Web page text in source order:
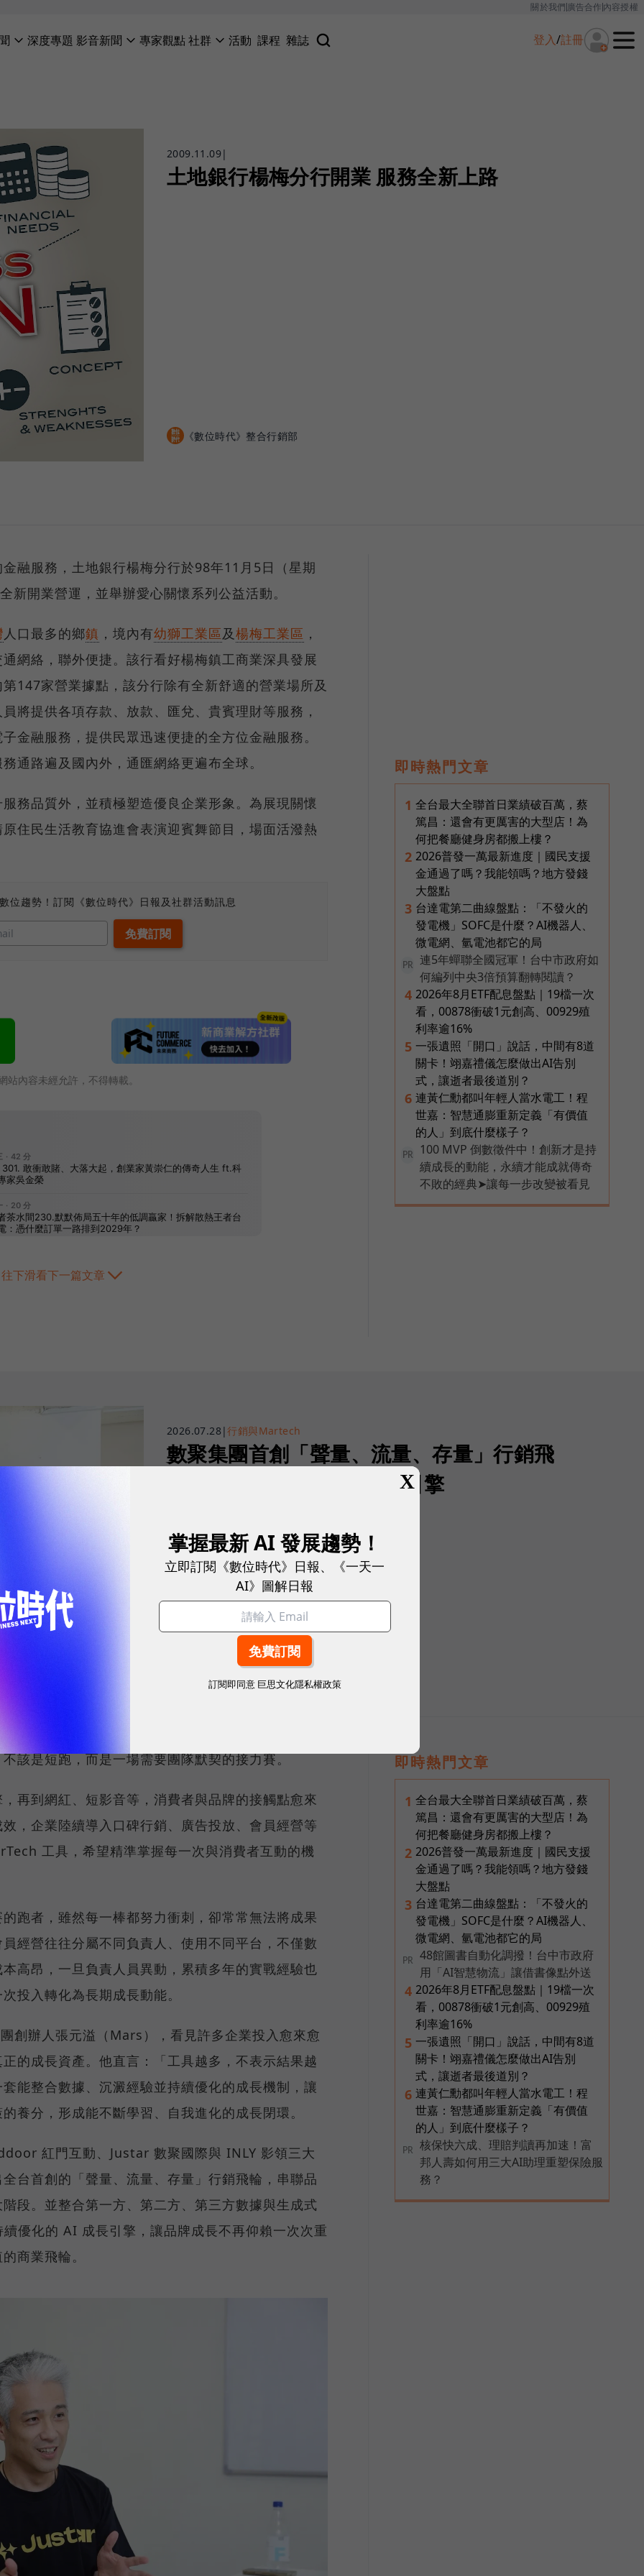
關於我們廣告合作內容授權
深度專題 影音新聞 專家觀點社群 活動 課程 雜誌 登入/註冊
2009.11.09 |
土地銀行楊梅分行開業 服務全新上路
《數位時代》整合行銷部
融服務，土地銀行楊梅分行於98年11月5日（星期
新開業營運，並舉辦愛心關懷系列公益活動。
人口最多的鄉鎮 ，境內有幼獅工業區及楊梅工業區 ，
網絡，聯外便捷。該行看好楊梅鎮工商業深具發展
147家營業據點，該分行除有全新舒適的營業場所及
將提供各項存款、放款、匯兌、貴賓理財等服務，
金融服務，提供民眾迅速便捷的全方位金融服務。
通路遍及國內外，通匯網絡更遍布全球。
務品質外，並積極塑造優良企業形象。為展現關懷
住民生活教育協進會表演迎賓舞節目，場面活潑熱
位趨勢！訂閱《數位時代》日報及社群活動訊息
站內容未經允許，不得轉載。
往下滑看下一篇文章
即時熱門文章
1 全台最大全聯首日業績破百萬，蔡
篤昌：還會有更厲害的大型店！為
何把餐廳健身房都搬上樓？
2 2026普發一萬最新進度｜國民支援
金通過了嗎？我能領嗎？地方發錢
大盤點
3 台達電第二曲線盤點：「不發火的
發電機」SOFC是什麼？AI機器人、
微電網、氫電池都它的局
PR
連5年蟬聯全國冠軍！台中市政府如
何編列中央3倍預算翻轉閱讀？
4 2026年8月ETF配息盤點｜19檔一次
看，00878衝破1元創高、00929殖
利率逾16%
5 一張遺照「開口」說話，中間有8道
關卡！翊嘉禮儀怎麼做出AI告別
式，讓逝者最後道別？
6 連黃仁勳都叫年輕人當水電工！程
世嘉：智慧通膨重新定義「有價值
的人」到底什麼樣子？
PR
100 MVP 倒數徵件中！創新才是持
續成長的動能，永續才能成就傳奇
不敗的經典➤讓每一步改變被看見
2026.07.28 |行銷與Martech
數聚集團首創「聲量、流量、存量」行銷飛
輪，打造企業專屬 AI 成長引擎
sponsored by
數聚國際（Justar）
該是短跑，而是一場需要團隊默契的接力賽。
再到網紅、短影音等，消費者與品牌的接觸點愈來
，企業陸續導入口碑行銷、廣告投放、會員經營等
工具，希望精準掌握每一次與消費者互動的機
跑者，雖然每一棒都努力衝刺，卻常常無法將成果
經營往往分屬不同負責人、使用不同平台，不僅數
高昂，一旦負責人員異動，累積多年的實戰經驗也
投入轉化為長期成長動能。
創辦人張元溢（Mars），看見許多企業投入愈來愈
的成長資產。他直言：「工具越多，不表示結果越
能整合數據、沉澱經驗並持續優化的成長機制，讓
養分，形成能不斷學習、自我進化的成長閉環。
紅門互動、Justar 數聚國際與 INLY 影領三大
台首創的「聲量、流量、存量」行銷飛輪，串聯品
段。並整合第一方、第二方、第三方數據與生成式
優化的 AI 成長引擎，讓品牌成長不再仰賴一次次重
商業飛輪。
即時熱門文章
1 全台最大全聯首日業績破百萬，蔡
篤昌：還會有更厲害的大型店！為
何把餐廳健身房都搬上樓？
2 2026普發一萬最新進度｜國民支援
金通過了嗎？我能領嗎？地方發錢
大盤點
3 台達電第二曲線盤點：「不發火的
發電機」SOFC是什麼？AI機器人、
微電網、氫電池都它的局
PR
48館圖書自動化調撥！台中市政府
用「AI智慧物流」讓借書像點外送
4 2026年8月ETF配息盤點｜19檔一次
看，00878衝破1元創高、00929殖
利率逾16%
5 一張遺照「開口」說話，中間有8道
關卡！翊嘉禮儀怎麼做出AI告別
式，讓逝者最後道別？
6 連黃仁勳都叫年輕人當水電工！程
世嘉：智慧通膨重新定義「有價值
的人」到底什麼樣子？
PR
核保快六成、理賠判讀再加速！富
邦人壽如何用三大AI助理重塑保險服
務？
X
掌握最新 AI 發展趨勢！
立即訂閱《數位時代》日報、《一天一
AI》圖解日報
訂閱即同意 巨思文化隱私權政策